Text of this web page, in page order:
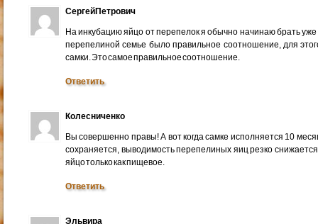
СергейПетрович
На инкубацию яйцо от перепелок я обычно начинаю брать
перепелиной семье было правильное соотношение, для
самки. Это самое правильное соотношение.
Ответить
Колесниченко
Вы совершенно правы! А вот когда самке исполняется 10
сохраняется, выводимость перепелиных яиц резко
яйцо только как пищевое.
Ответить
Эльвира